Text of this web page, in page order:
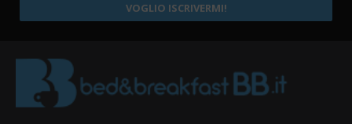
VOGLIO ISCRIVERMI!